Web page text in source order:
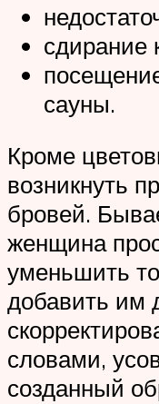
сдирание
сауны.
Кроме
возникнуть
бровей.
женщина
уменьшить
добавить им
словами,
созданный